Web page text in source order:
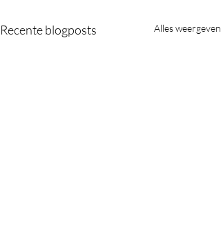
Recente blogposts Alles weergeven